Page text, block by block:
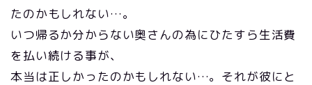
たのかもしれない…。
いつ帰るか分からない奥さんの為にひたすら生活費
を払い続ける事が、
本当は正しかったのかもしれない…。それが彼にと